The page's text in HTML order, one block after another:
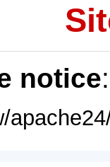
notice